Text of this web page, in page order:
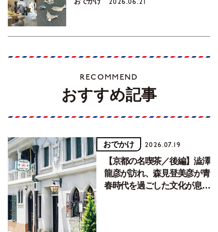
2026.06.21
RECOMMEND
おすすめ記事
おでかけ 2026.07.19
【京都の名喫茶／後編】澁澤
龍彦が訪れ、森見登美彦が青
春時代を過ごした文化が息づ